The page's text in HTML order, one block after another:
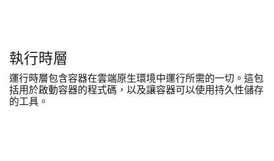
執行時層
運行時層包含容器在雲端原生環境中運行所需的一切。這包
括用於啟動容器的程式碼，以及讓容器可以使用持久性儲存
的工具。